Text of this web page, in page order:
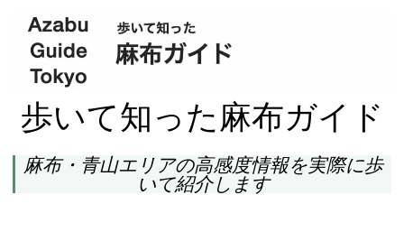
歩いて知った麻布ガイド
麻布・青山エリアの高感度情報を実際に歩
いて紹介します